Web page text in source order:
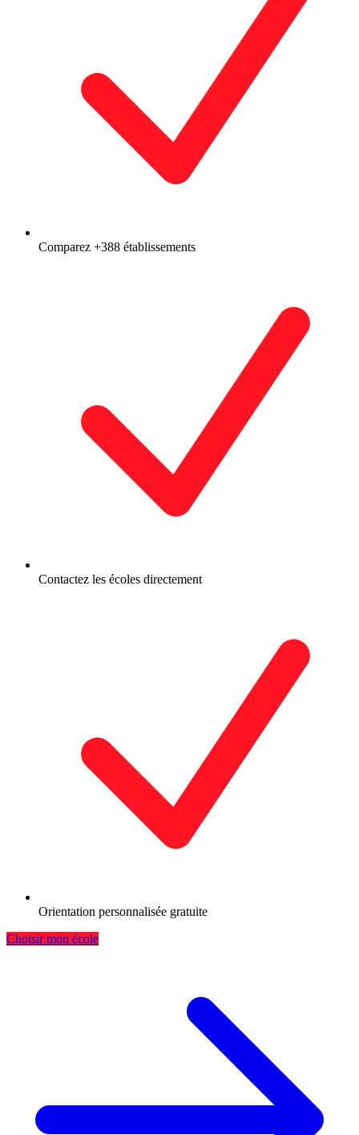
Comparez +388 établissements
Contactez les écoles directement
Orientation personnalisée gratuite
Choisir mon école